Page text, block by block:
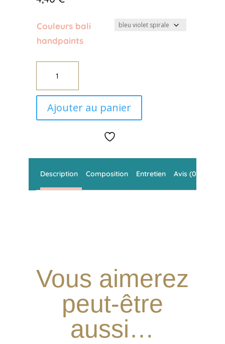
Couleurs bali
handpaints
quantité
de
TissusAjouter au panier
Description Composition Entretien Avis (0)
Vous aimerez
peut-être
aussi…